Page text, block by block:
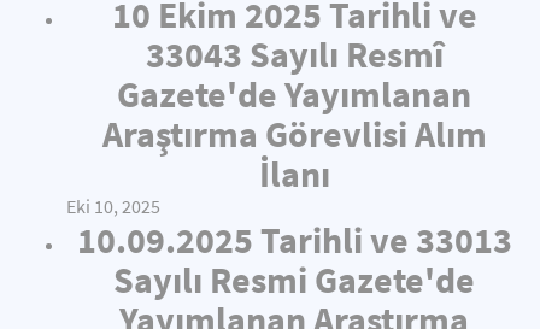
10 Ekim 2025 Tarihli ve
33043 Sayılı Resmî
Gazete'de Yayımlanan
Araştırma Görevlisi Alım
İlanı
Eki 10, 2025
10.09.2025 Tarihli ve 33013
Sayılı Resmi Gazete'de
Yayımlanan Araştırma